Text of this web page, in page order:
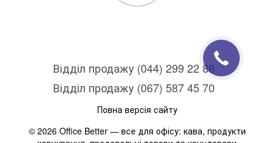
Відділ продажу (044) 299 22 88
Відділ продажу (067) 587 45 70
Повна версія сайту
© 2026 Office Better — все для офісу: кава, продукти